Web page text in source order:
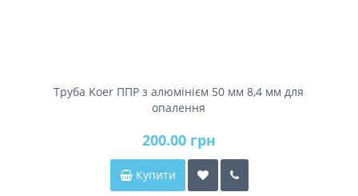
Труба Koer ППР з алюмінієм 50 мм 8,4 мм для
опалення
200.00 грн
Купити